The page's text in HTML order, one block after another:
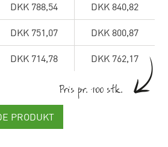
DKK 788,54 DKK 840,82
DKK 751,07 DKK 800,87
DKK 714,78 DKK 762,17
Pris pr. 100 stk.
PRODUKT